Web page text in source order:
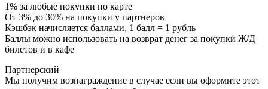
1% за любые покупки по карте
От 3% до 30% на покупки у партнеров
Кэшбэк начисляется баллами, 1 балл = 1 рубль
Баллы можно использовать на возврат денег за покупки Ж/Д
билетов и в кафе
Партнерский
Мы получим вознаграждение в случае если вы оформите этот